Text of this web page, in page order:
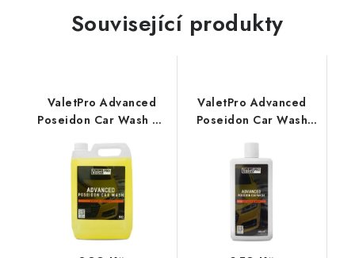
Související produkty
ValetPro Advanced
Poseidon Car Wash 5L
ValetPro Advanced
Poseidon Car Wash